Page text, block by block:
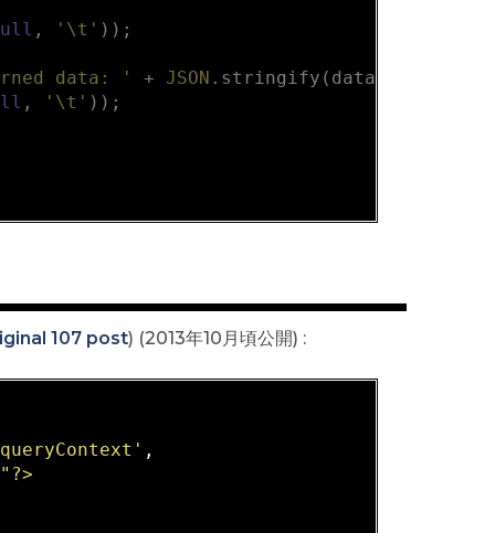
, '\t' ));
data: ' + JSON .stringify(data,
, '\t' ));
107 post) (2013年10月頃公開) :
,